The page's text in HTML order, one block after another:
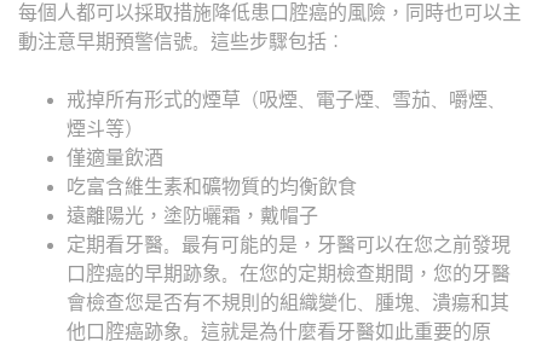
每個人都可以採取措施降低患口腔癌的風險，同時也可以主
動注意早期預警信號。這些步驟包括：
戒掉所有形式的煙草（吸煙、電子煙、雪茄、嚼煙、
煙斗等）
僅適量飲酒
吃富含維生素和礦物質的均衡飲食
遠離陽光，塗防曬霜，戴帽子
定期看牙醫。最有可能的是，牙醫可以在您之前發現
口腔癌的早期跡象。在您的定期檢查期間，您的牙醫
會檢查您是否有不規則的組織變化、腫塊、潰瘍和其
他口腔癌跡象。這就是為什麼看牙醫如此重要的原